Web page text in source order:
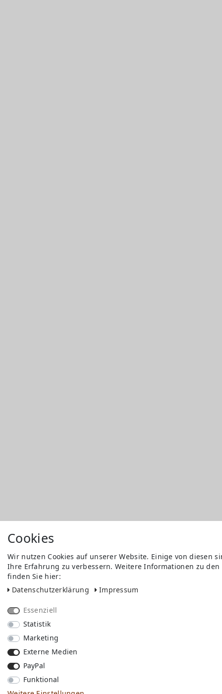
Cookies
Wir nutzen Cookies auf unserer Website. Einige von diesen
Ihre Erfahrung zu verbessern. Weitere Informationen zu
finden Sie hier:
Daten­schutz­erklärung
Impressum
Essenziell
Statistik
Marketing
Externe Medien
PayPal
Funktional